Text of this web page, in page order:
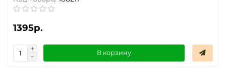
1395р.
В корзину